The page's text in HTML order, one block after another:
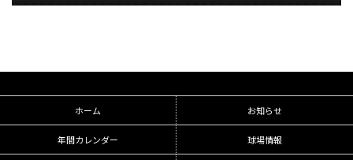
ホーム お知らせ
年間カレンダー 球場情報